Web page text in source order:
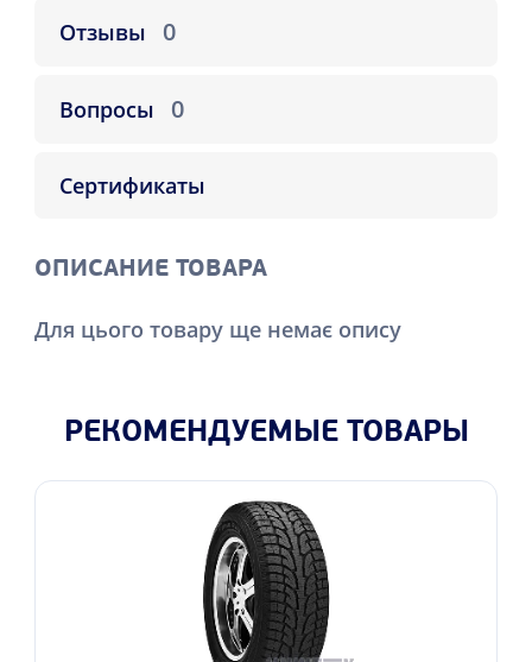
Отзывы 0
Вопросы 0
Сертификаты
ОПИСАНИЕ ТОВАРА
Для цього товару ще немає опису
РЕКОМЕНДУЕМЫЕ ТОВАРЫ